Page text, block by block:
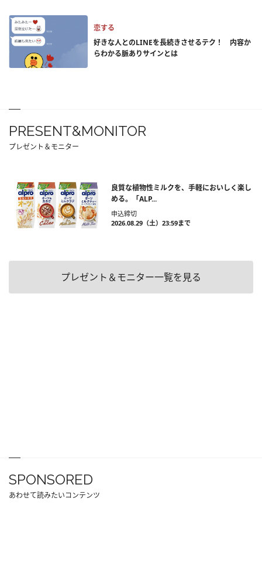
恋する
好きな人とのLINEを長続きさせるテク！ 内容か
らわかる脈ありサインとは
PRESENT&MONITOR
プレゼント＆モニター
良質な植物性ミルクを、手軽においしく楽し
める。「ALP...
申込締切
2026.08.29（土）23:59まで
プレゼント＆モニター一覧を見る
SPONSORED
あわせて読みたいコンテンツ